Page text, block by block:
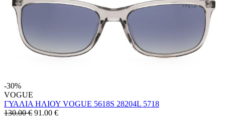
-30%
VOGUE
ΓΥΑΛΙΑ ΗΛΙΟΥ VOGUE 5618S 28204L 5718
130.00 € 91.00 €